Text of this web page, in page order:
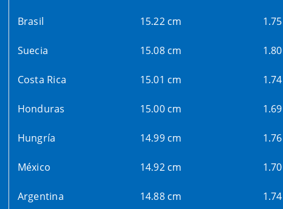
Brasil 15.22 cm
Suecia 15.08 cm
Costa Rica 15.01 cm
Honduras 15.00 cm
Hungría 14.99 cm
México 14.92 cm
Argentina 14.88 cm